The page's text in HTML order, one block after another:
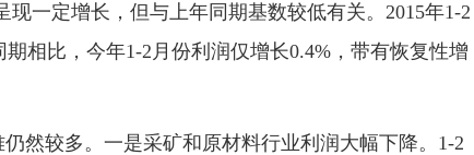
一定增长，但与上年同期基数较低有关。2015年1-2
相比，今年1-2月份利润仅增长0.4%，带有恢复性增
较多。一是采矿和原材料行业利润大幅下降。1-2